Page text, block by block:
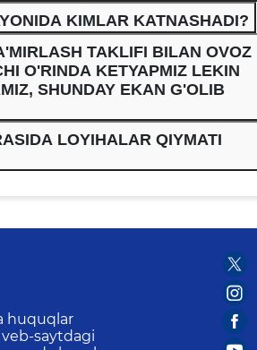
KIMLAR KATNASHADI?
TAKLIFI BILAN OVOZ
O'RINDA KETYAPMIZ LEKIN
SHUNDAY EKAN G'OLIB
LOYIHALAR QIYMATI
huquqlar
saytdagi